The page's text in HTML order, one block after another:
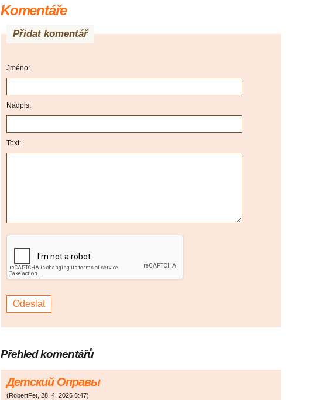
Komentáře
Přidat komentář
Jméno:
Nadpis:
Text:
Přehled komentářů
Детский Оправы
(RobertFet 28. 4. 2026 6:47)